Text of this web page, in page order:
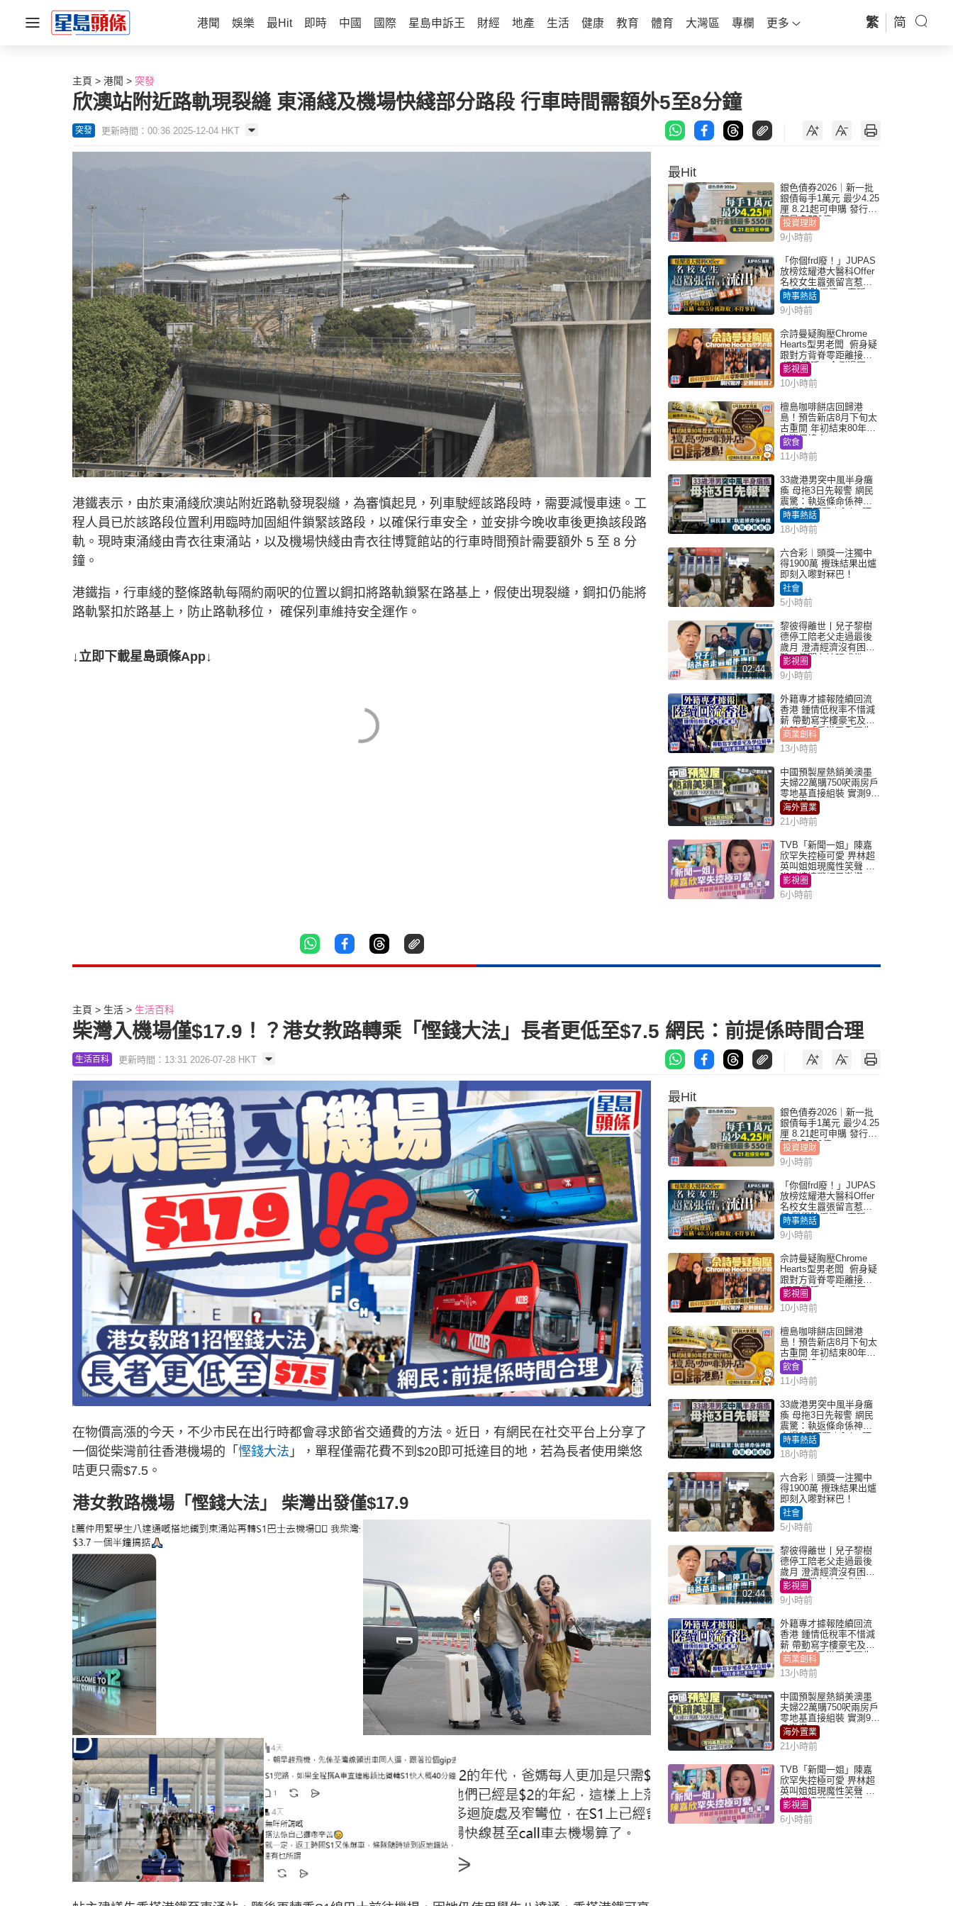
港聞 娛樂 最Hit 即時 中國 國際 星島申訴王 財經 地產 生活 健康 教育 體育 大灣區 專欄 更多 繁 简
主頁 港聞 突發
欣澳站附近路軌現裂縫 東涌綫及機場快綫部分路段 行車時間需額外5至8分鐘
突發 更新時間：00:36 2025-12-04 HKT
港鐵表示，由於東涌綫欣澳站附近路軌發現裂縫，為審慎起見，列車駛經該路段時，需要減慢車速。工
程人員已於該路段位置利用臨時加固組件鎖緊該路段，以確保行車安全，並安排今晚收車後更換該段路
軌。現時東涌綫由青衣往東涌站，以及機場快綫由青衣往博覽館站的行車時間預計需要額外 5 至 8 分
鐘。
港鐵指，行車綫的整條路軌每隔約兩呎的位置以鋼扣將路軌鎖緊在路基上，假使出現裂縫，鋼扣仍能將
路軌緊扣於路基上，防止路軌移位， 確保列車維持安全運作。
↓立即下載星島頭條App↓
最Hit
銀色債券2026｜新一批
銀債每手1萬元 最少4.25
厘 8.21起可申購 發行金
額最多550億
投資理財
9小時前
「你個frd廢！」JUPAS
放榜炫耀港大醫科Offer
名校女生囂張留言惹眾
怒 醫學院澄清：宣稱
「40.5分獲錄取」不符事
實｜Juicy叮
時事熱話
9小時前
佘詩曼疑胸壓Chrome
Hearts型男老闆 俯身疑
跟對方背脊零距離接觸
網民驚呼：企側邊唔
得？
影視圈
10小時前
檀島咖啡餅店回歸港
島！預告新店8月下旬太
古重開 年初結束80年歷
史灣仔總店
飲食
11小時前
33歲港男突中風半身癱
瘓 母拖3日先報警 網民
震驚：執返條命係神蹟
自爆2個惡習｜Juicy叮
時事熱話
18小時前
六合彩︱頭獎一注獨中
得1900萬 攪珠結果出爐
即刻入嚟對冧巴！
社會
5小時前
02:44
黎彼得離世丨兒子黎樹
德停工陪老父走過最後
歲月 澄清經濟沒有困
難：傳聞有誇張成份
影視圈
9小時前
外籍專才據報陸續回流
香港 鍾情低稅率不惜減
薪 帶動寫字樓豪宅及學
位競爭「香港已重現生
機」
商業創科
13小時前
中國預製屋熱銷美澳墨
夫婦22萬購750呎兩房戶
零地基直接組裝 實測9個
月激讚
海外置業
21小時前
TVB「新聞一姐」陳嘉
欣罕失控極可愛 畀林超
英叫姐姐現魔性笑聲 自
嘲是姨姨獲網民激讚
影視圈
6小時前
主頁 生活 生活百科
柴灣入機場僅$17.9！？港女教路轉乘「慳錢大法」長者更低至$7.5 網民：前提係時間合理
生活百科 更新時間：13:31 2026-07-28 HKT
在物價高漲的今天，不少市民在出行時都會尋求節省交通費的方法。近日，有網民在社交平台上分享了
一個從柴灣前往香港機場的「 慳錢大法 」，單程僅需花費不到$20即可抵達目的地，若為長者使用樂悠
咭更只需$7.5。
港女教路機場「慳錢大法」 柴灣出發僅$17.9
最Hit
銀色債券2026｜新一批
銀債每手1萬元 最少4.25
厘 8.21起可申購 發行金
額最多550億
投資理財
9小時前
「你個frd廢！」JUPAS
放榜炫耀港大醫科Offer
名校女生囂張留言惹眾
怒 醫學院澄清：宣稱
「40.5分獲錄取」不符事
實｜Juicy叮
時事熱話
9小時前
佘詩曼疑胸壓Chrome
Hearts型男老闆 俯身疑
跟對方背脊零距離接觸
網民驚呼：企側邊唔
得？
影視圈
10小時前
檀島咖啡餅店回歸港
島！預告新店8月下旬太
古重開 年初結束80年歷
史灣仔總店
飲食
11小時前
33歲港男突中風半身癱
瘓 母拖3日先報警 網民
震驚：執返條命係神蹟
自爆2個惡習｜Juicy叮
時事熱話
18小時前
六合彩︱頭獎一注獨中
得1900萬 攪珠結果出爐
即刻入嚟對冧巴！
社會
5小時前
02:44
黎彼得離世丨兒子黎樹
德停工陪老父走過最後
歲月 澄清經濟沒有困
難：傳聞有誇張成份
影視圈
9小時前
外籍專才據報陸續回流
香港 鍾情低稅率不惜減
薪 帶動寫字樓豪宅及學
位競爭「香港已重現生
機」
商業創科
13小時前
中國預製屋熱銷美澳墨
夫婦22萬購750呎兩房戶
零地基直接組裝 實測9個
月激讚
海外置業
21小時前
TVB「新聞一姐」陳嘉
欣罕失控極可愛 畀林超
英叫姐姐現魔性笑聲 自
嘲是姨姨獲網民激讚
影視圈
6小時前